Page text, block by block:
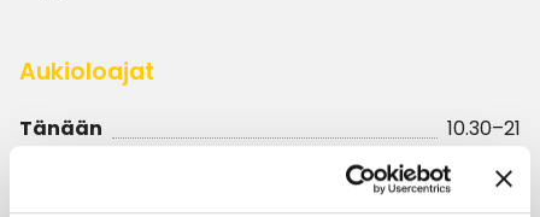
Aukioloajat
Tänään
10.30–21
10.30–21